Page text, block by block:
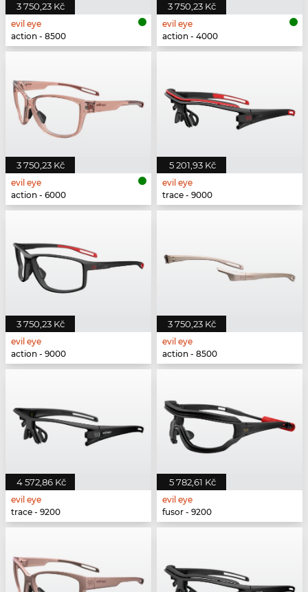
3 750,23 Kč
evil eye
action - 8500
3 750,23 Kč
evil eye
action - 4000
3 750,23 Kč
evil eye
action - 6000
5 201,93 Kč
evil eye
trace - 9000
3 750,23 Kč
evil eye
action - 9000
3 750,23 Kč
evil eye
action - 8500
4 572,86 Kč
evil eye
trace - 9200
5 782,61 Kč
evil eye
fusor - 9200